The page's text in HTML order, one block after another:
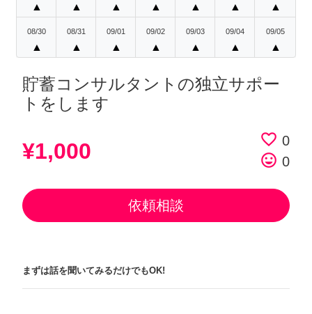
▲ ▲ ▲ ▲ ▲ ▲ ▲
08/30
▲
08/31
▲
09/01
▲
09/02
▲
09/03
▲
09/04
▲
09/05
▲
貯蓄コンサルタントの独立サポー
トをします
¥1,000 favorite_border 0
tag_faces 0
依頼相談
まずは話を聞いてみるだけでもOK!